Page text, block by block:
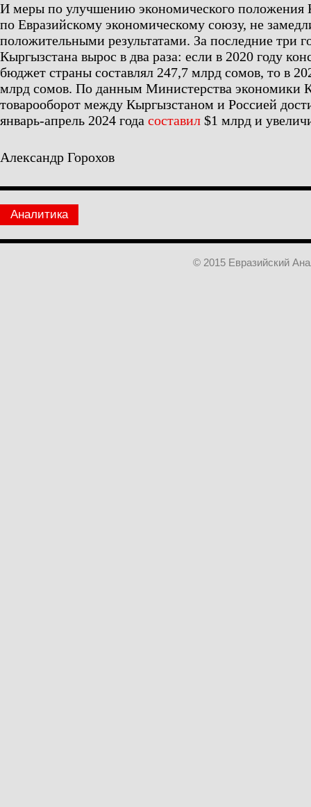
И меры по улучшению экономического положения
по Евразийскому экономическому союзу, не
положительными результатами. За последние три
Кыргызстана вырос в два раза: если в 2020 году
бюджет страны составлял 247,7 млрд сомов, то в
млрд сомов. По данным Министерства экономики
товарооборот между Кыргызстаном и Россией
январь-апрель 2024 года составил $1 млрд и
Александр Горохов
Аналитика
© 2015 Евразийский